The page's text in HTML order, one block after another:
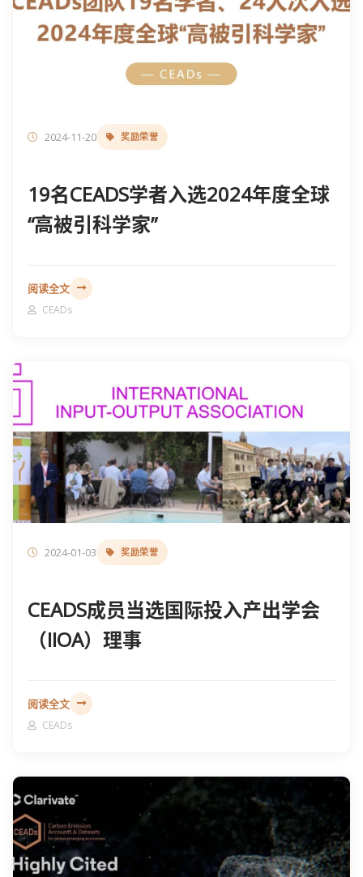
2024-11-20 奖励荣誉
19名CEADS学者入选2024年度全球
“高被引科学家”
阅读全文
CEADs
2024-01-03 奖励荣誉
CEADS成员当选国际投入产出学会
（IIOA）理事
阅读全文
CEADs